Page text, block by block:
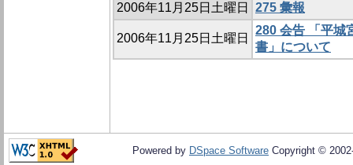
2006年11月25日土曜日
275 彙報
2006年11月25日土曜日
280 会告 「平城
書」について
Powered by DSpace Software Copyright ©